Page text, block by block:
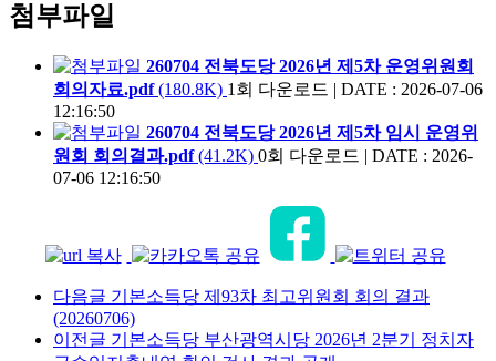
첨부파일
260704 전북도당 2026년 제5차 운영위원회
회의자료.pdf(180.8K) 1회 다운로드 | DATE : 2026-07-06
12:16:50
260704 전북도당 2026년 제5차 임시 운영위
원회 회의결과.pdf(41.2K) 0회 다운로드 | DATE : 2026-
07-06 12:16:50
다음글 기본소득당 제93차 최고위원회 회의 결과
(20260706)
이전글 기본소득당 부산광역시당 2026년 2분기 정치자